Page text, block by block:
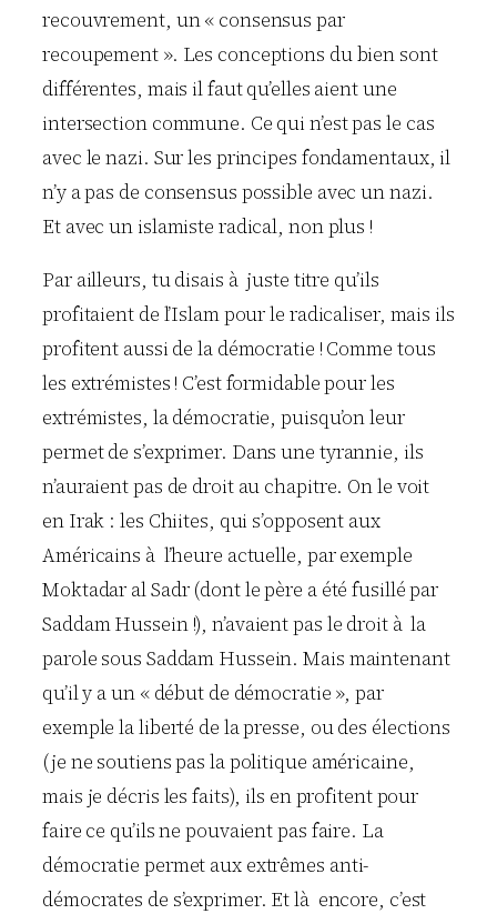
recouvrement, un « consensus par
recoupement ». Les conceptions du bien sont
différentes, mais il faut qu’elles aient une
intersection commune. Ce qui n’est pas le cas
avec le nazi. Sur les principes fondamentaux, il
n’y a pas de consensus possible avec un nazi.
Et avec un islamiste radical, non plus !
Par ailleurs, tu disais à juste titre qu’ils
profitaient de l’Islam pour le radicaliser, mais ils
profitent aussi de la démocratie ! Comme tous
les extrémistes ! C’est formidable pour les
extrémistes, la démocratie, puisqu’on leur
permet de s’exprimer. Dans une tyrannie, ils
n’auraient pas de droit au chapitre. On le voit
en Irak : les Chiites, qui s’opposent aux
Américains à l’heure actuelle, par exemple
Moktadar al Sadr (dont le père a été fusillé par
Saddam Hussein !), n’avaient pas le droit à la
parole sous Saddam Hussein. Mais maintenant
qu’il y a un « début de démocratie », par
exemple la liberté de la presse, ou des élections
(je ne soutiens pas la politique américaine,
mais je décris les faits), ils en profitent pour
faire ce qu’ils ne pouvaient pas faire. La
démocratie permet aux extrêmes anti-
démocrates de s’exprimer. Et là encore, c’est